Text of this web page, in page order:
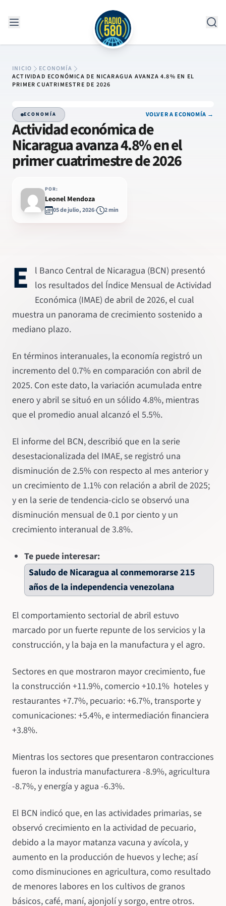
INICIO
ECONOMÍA
ACTIVIDAD ECONÓMICA DE NICARAGUA AVANZA 4.8% EN EL
PRIMER CUATRIMESTRE DE 2026
ECONOMÍA VOLVER A ECONOMÍA →
Actividad económica de
Nicaragua avanza 4.8% en el
primer cuatrimestre de 2026
POR:
Leonel Mendoza
05 de julio, 2026 2 min
E
l Banco Central de Nicaragua (BCN) presentó
los resultados del Índice Mensual de Actividad
Económica (IMAE) de abril de 2026, el cual
muestra un panorama de crecimiento sostenido a
mediano plazo.
En términos interanuales, la economía registró un
incremento del 0.7% en comparación con abril de
2025. Con este dato, la variación acumulada entre
enero y abril se situó en un sólido 4.8%, mientras
que el promedio anual alcanzó el 5.5%.
El informe del BCN, describió que en la serie
desestacionalizada del IMAE, se registró una
disminución de 2.5% con respecto al mes anterior y
un crecimiento de 1.1% con relación a abril de 2025;
y en la serie de tendencia-ciclo se observó una
disminución mensual de 0.1 por ciento y un
crecimiento interanual de 3.8%.
Te puede interesar:
Saludo de Nicaragua al conmemorarse 215
años de la independencia venezolana
El comportamiento sectorial de abril estuvo
marcado por un fuerte repunte de los servicios y la
construcción, y la baja en la manufactura y el agro.
Sectores en que mostraron mayor crecimiento, fue
la construcción +11.9%, comercio +10.1% hoteles y
restaurantes +7.7%, pecuario: +6.7%, transporte y
comunicaciones: +5.4%, e intermediación financiera
+3.8%.
Mientras los sectores que presentaron contracciones
fueron la industria manufacturera -8.9%, agricultura
-8.7%, y energía y agua -6.3%.
El BCN indicó que, en las actividades primarias, se
observó crecimiento en la actividad de pecuario,
debido a la mayor matanza vacuna y avícola, y
aumento en la producción de huevos y leche; así
como disminuciones en agricultura, como resultado
de menores labores en los cultivos de granos
básicos, café, maní, ajonjolí y sorgo, entre otros.